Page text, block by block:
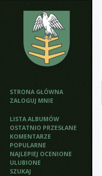
STRONA GŁÓWNA
ZALOGUJ MNIE
LISTA ALBUMÓW
OSTATNIO PRZESŁANE
KOMENTARZE
POPULARNE
NAJLEPIEJ OCENIONE
ULUBIONE
SZUKAJ